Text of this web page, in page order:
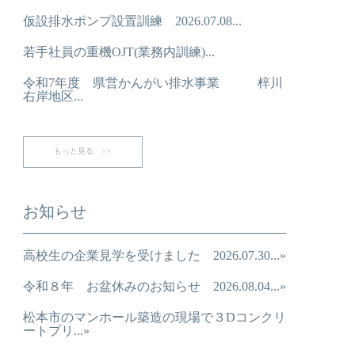
仮設排水ポンプ設置訓練 2026.07.08...
若手社員の重機OJT(業務内訓練)...
令和7年度 県営かんがい排水事業 梓川
右岸地区...
もっと見る >>
お知らせ
高校生の企業見学を受けました 2026.07.30...»
令和８年 お盆休みのお知らせ 2026.08.04...»
松本市のマンホール築造の現場で３Dコンクリ
ートプリ...»